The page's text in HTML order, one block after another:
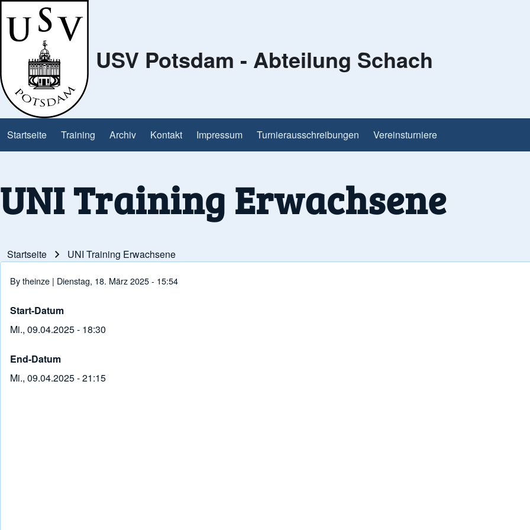
Close Search Block
Search
USV Potsdam - Abteilung Schach
Main navigation
Startseite Training Archiv Kontakt Impressum Turnierausschreibungen Vereinsturniere
UNI Training Erwachsene
Pfadnavigation
Startseite UNI Training Erwachsene
Bytheinze | Dienstag, 18. März 2025 - 15:54
Start-Datum
Mi., 09.04.2025 - 18:30
End-Datum
Mi., 09.04.2025 - 21:15